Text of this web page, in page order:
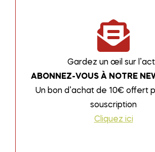
Gardez un œil sur
ABONNEZ-VOUS À NOTRE
Un bon d’achat de 10€ offert
souscription
Cliquez ici